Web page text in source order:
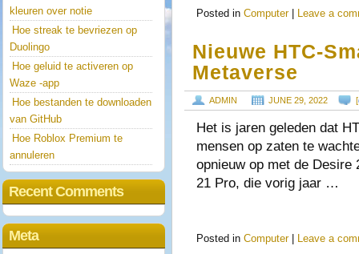
Posted in Computer Leave a
Nieuwe HTC-
Metaverse
ADMIN JUNE 29, 2022 [
Het is jaren geleden dat
mensen op zaten te
opnieuw op met de Desire
21 Pro, die vorig jaar …
Posted in Computer Leave a
kleuren over notie
Hoe streak te bevriezen op
Duolingo
Hoe geluid te activeren op
Waze -app
Hoe bestanden te downloaden
van GitHub
Hoe Roblox Premium te
annuleren
Recent Comments
Meta